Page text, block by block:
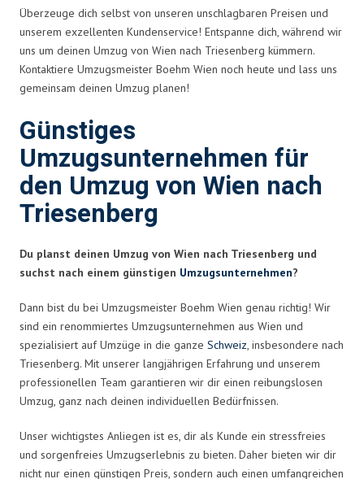
Überzeuge dich selbst von unseren unschlagbaren Preisen und
unserem exzellenten Kundenservice! Entspanne dich, während wir
uns um deinen Umzug von Wien nach Triesenberg kümmern.
Kontaktiere Umzugsmeister Boehm Wien noch heute und lass uns
gemeinsam deinen Umzug planen!
Günstiges
Umzugsunternehmen für
den Umzug von Wien nach
Triesenberg
Du planst deinen Umzug von Wien nach Triesenberg und
suchst nach einem günstigen Umzugsunternehmen?
Dann bist du bei Umzugsmeister Boehm Wien genau richtig! Wir
sind ein renommiertes Umzugsunternehmen aus Wien und
spezialisiert auf Umzüge in die ganze Schweiz, insbesondere nach
Triesenberg. Mit unserer langjährigen Erfahrung und unserem
professionellen Team garantieren wir dir einen reibungslosen
Umzug, ganz nach deinen individuellen Bedürfnissen.
Unser wichtigstes Anliegen ist es, dir als Kunde ein stressfreies
und sorgenfreies Umzugserlebnis zu bieten. Daher bieten wir dir
nicht nur einen günstigen Preis, sondern auch einen umfangreichen